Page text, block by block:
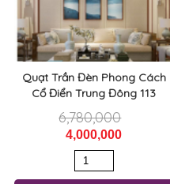
Quạt Trần Đèn Phong Cách
Cổ Điển Trung Đông 113
6,780,000
4,000,000